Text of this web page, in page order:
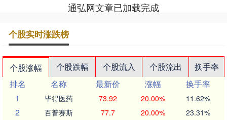
通弘网文章已加载完成
个股实时涨跌榜
个股涨幅 个股跌幅 个股流入 个股流出
换手率
排名
名称 最新价 涨幅
换手率
1
毕得医药 73.92 20.00% 11.62%
2 百普赛斯 77.7 20.00% 23.31%